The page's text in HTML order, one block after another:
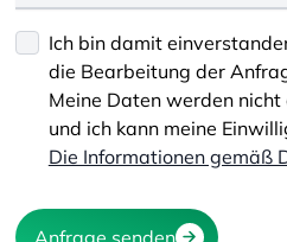
Ich bin damit
die Bearbeitung der
Meine Daten werden
und ich kann meine
Die Informationen gemäß